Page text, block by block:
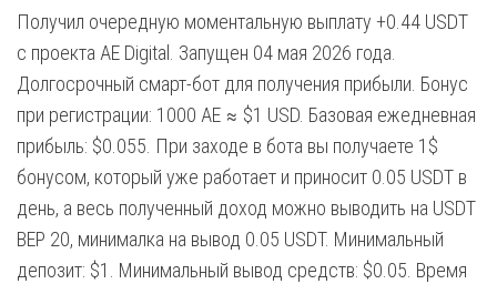
Получил очередную моментальную выплату +0.44 USDT
с проекта AE Digital. Запущен 04 мая 2026 года.
Долгосрочный смарт-бот для получения прибыли. Бонус
при регистрации: 1000 AE ≈ $1 USD. Базовая ежедневная
прибыль: $0.055. При заходе в бота вы получаете 1$
бонусом, который уже работает и приносит 0.05 USDT в
день, а весь полученный доход можно выводить на USDT
BEP 20, минималка на вывод 0.05 USDT. Минимальный
депозит: $1. Минимальный вывод средств: $0.05. Время